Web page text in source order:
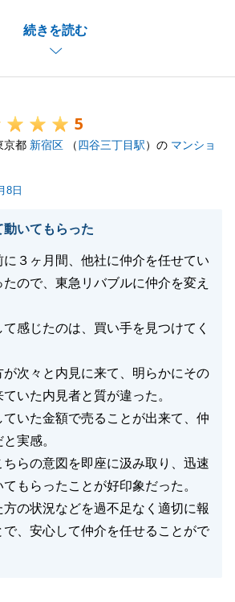
続きを読む
し上げます。
の間も、何かお困りのこと等ござい
申しつけくださいませ。
くお願いいたします。
5
京都 新宿区 （四谷三丁目駅）の マンショ
8日
いてもらった
３ヶ月間、他社に仲介を任せてい
ので、東急リバブルに仲介を変え
感じたのは、買い手を見つけてく
が次々と内見に来て、明らかにその
いた内見者と質が違った。
いた金額で売ることが出来て、仲
実感。
ちらの意図を即座に汲み取り、迅速
もらったことが好印象だった。
の状況などを過不足なく適切に報
、安心して仲介を任せることがで